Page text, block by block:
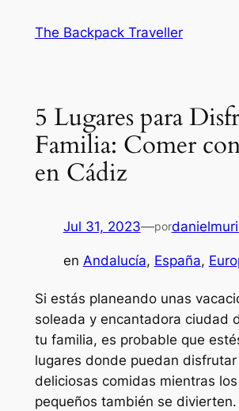
The Backpack Traveller
5 Lugares para
Familia: Comer
en Cádiz
Jul 31, 2023—por
en Andalucía, España,
Si estás planeando unas
soleada y encantadora ciudad
tu familia, es probable que
lugares donde puedan
deliciosas comidas mientras
pequeños también se divierten.